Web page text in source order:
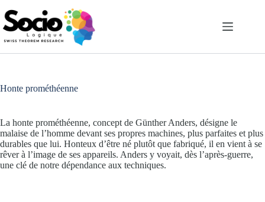
au
contenu
Honte prométhéenne
La honte prométhéenne, concept de Günther Anders, désigne le
malaise de l’homme devant ses propres machines, plus parfaites et plus
durables que lui. Honteux d’être né plutôt que fabriqué, il en vient à se
rêver à l’image de ses appareils. Anders y voyait, dès l’après-guerre,
une clé de notre dépendance aux techniques.